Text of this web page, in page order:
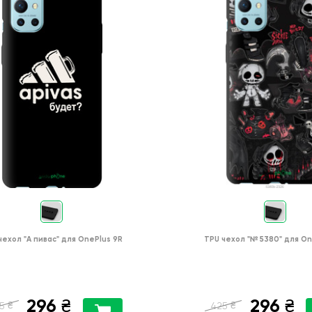
"А пивас" для OnePlus 9R
₴ 296 ₴
TPU чехол "№ 5380" для
425 ₴ 296 ₴